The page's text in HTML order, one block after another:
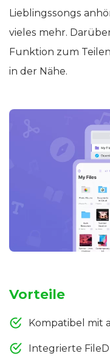
Lieblingssongs
vieles mehr.
Funktion zum
in der Nähe.
Vorteile
Kompatibel mit
Integrierte